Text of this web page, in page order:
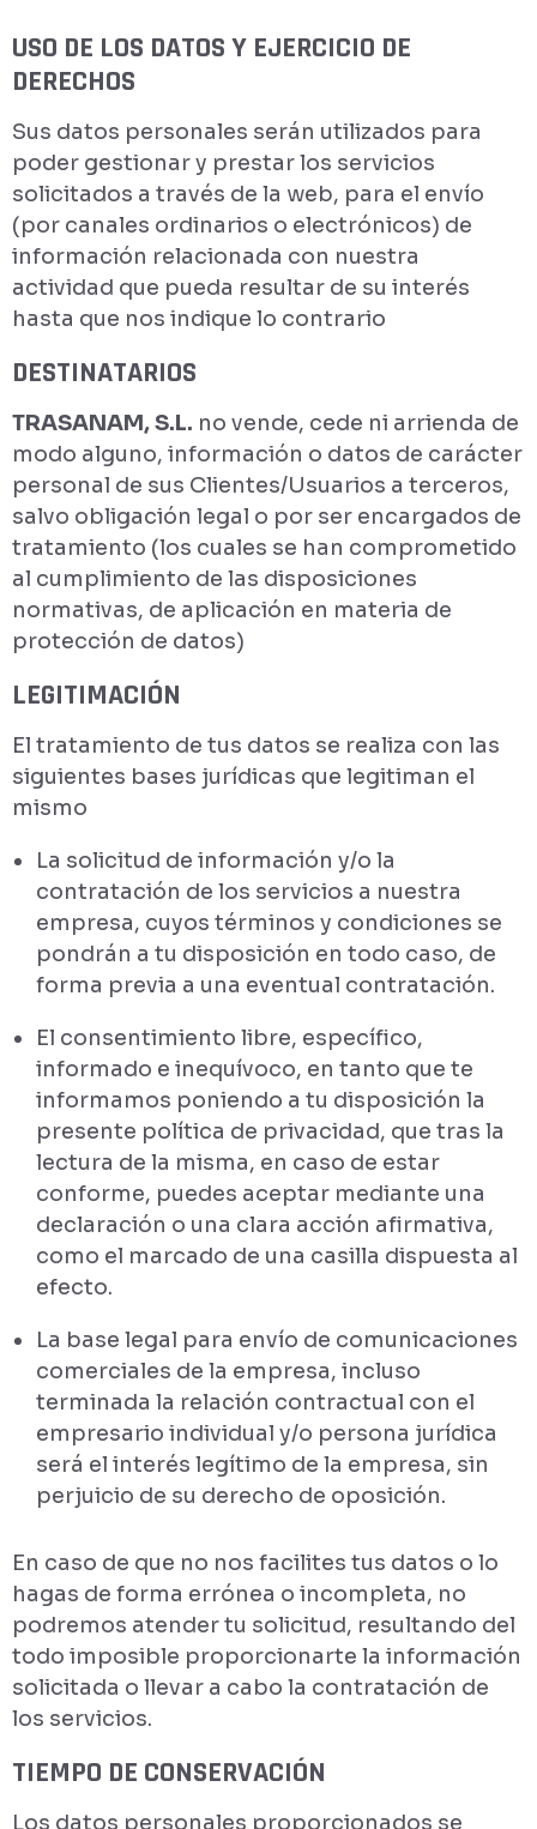
USO DE LOS DATOS Y EJERCICIO DE
DERECHOS
Sus datos personales serán utilizados para
poder gestionar y prestar los servicios
solicitados a través de la web, para el envío
(por canales ordinarios o electrónicos) de
información relacionada con nuestra
actividad que pueda resultar de su interés
hasta que nos indique lo contrario
DESTINATARIOS
TRASANAM, S.L. no vende, cede ni arrienda de
modo alguno, información o datos de carácter
personal de sus Clientes/Usuarios a terceros,
salvo obligación legal o por ser encargados de
tratamiento (los cuales se han comprometido
al cumplimiento de las disposiciones
normativas, de aplicación en materia de
protección de datos)
LEGITIMACIÓN
El tratamiento de tus datos se realiza con las
siguientes bases jurídicas que legitiman el
mismo
La solicitud de información y/o la
contratación de los servicios a nuestra
empresa, cuyos términos y condiciones se
pondrán a tu disposición en todo caso, de
forma previa a una eventual contratación.
El consentimiento libre, específico,
informado e inequívoco, en tanto que te
informamos poniendo a tu disposición la
presente política de privacidad, que tras la
lectura de la misma, en caso de estar
conforme, puedes aceptar mediante una
declaración o una clara acción afirmativa,
como el marcado de una casilla dispuesta al
efecto.
La base legal para envío de comunicaciones
comerciales de la empresa, incluso
terminada la relación contractual con el
empresario individual y/o persona jurídica
será el interés legítimo de la empresa, sin
perjuicio de su derecho de oposición.
En caso de que no nos facilites tus datos o lo
hagas de forma errónea o incompleta, no
podremos atender tu solicitud, resultando del
todo imposible proporcionarte la información
solicitada o llevar a cabo la contratación de
los servicios.
TIEMPO DE CONSERVACIÓN
Los datos personales proporcionados se